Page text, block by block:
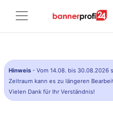
Hinweis - Vom 14.08. bis 30.08.2026
Zeitraum kann es zu längeren
Vielen Dank für Ihr Verständnis!